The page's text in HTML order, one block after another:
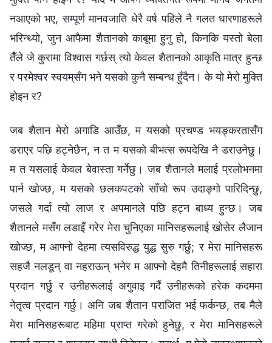
नआएको भए, सम्पूर्ण मानवजाति धेरै वर्ष पहिले नै गलत धारणाहरूले
भरिन्थ्यो, जुन आफैमा शैतानको काबूमा हुनु हो, किनकि यस्तो बेला
तैँले जे कुरामा विश्‍वास गर्छस् त्यो केवल शैतानको आकृति मात्र हुन्छ
र परमेश्‍वर स्वयम्‌सँग भने यसको कुनै सम्बन्ध हुँदैन। के यो मेरो मुक्ति
होइन र?
जब शैतान मेरो अगाडि आउँछ, म यसको प्रचण्ड भयङ्करतासँग
डराएर पछि हट्नेछैन, न त म यसको बीभत्स रूपदेखि नै डराउनेछु।
म त यसलाई केवल बेवास्ता गर्नेछु। जब शैतानले मलाई प्रलोभनमा
पार्न खोज्छ, म यसको छलकपटको साँचो रूप उदाङ्गो पारिदिन्छु,
जसले गर्दा त्यो लाज र अपमानले पछि हट्न बाध्य हुन्छ। जब
शैतानले मसँग लडाइँ गरेर मेरा चुनिएका मानिसहरूलाई खोसेर लैजान
खोज्‍छ, म आफ्नो देहमा त्यसविरुद्ध युद्ध सुरु गर्छु; र मेरा मानिसहरू
सहजै नलडून् वा नहराऊन् भनेर म आफ्नो देहमै तिनीहरूलाई सहारा
प्रदान गर्छु र उनीहरूलाई अगुवाइ गर्दै उनीहरूको हरेक कदममा
नेतृत्व प्रदान गर्छु। अनि जब शैतान पराजित भई फर्कन्छ, तब मैले
मेरा मानिसहरूबाट महिमा प्राप्त गरेको हुनेछु, र मेरा मानिसहरूले